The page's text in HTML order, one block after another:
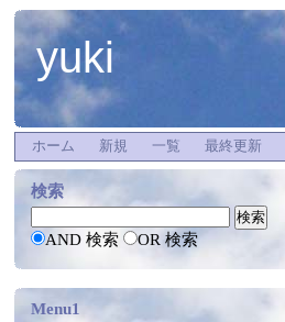
yuki
ホーム 新規 一覧 最終更新
検索
AND 検索 OR 検索
Menu1